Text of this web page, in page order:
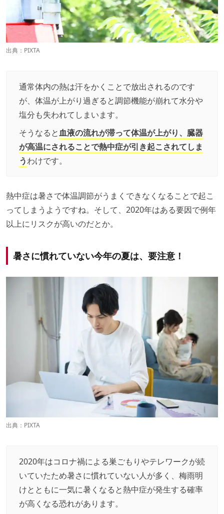
出典：PIXTA
通常体内の熱は汗をかくことで放出されるのです
が、体温が上がり過ぎると調節機能が崩れて水分や
塩分も失われてしまいます。
そうなると血液の流れが滞って体温が上がり、臓器
が高温にされることで熱中症が引き起こされてしま
うわけです。
熱中症は暑さで体温調節がうまくできなくなることで起こ
ってしまうようですね。そして、2020年はある要因で例年
以上にリスクが高いのだとか。
暑さに慣れていない今年の夏は、要注意！
出典：PIXTA
2020年はコロナ禍による巣ごもりやテレワークが続
いていたため暑さに慣れていない人が多く、梅雨明
けとともに一気に暑くなると熱中症が発生する確率
が高くなる恐れがあります。